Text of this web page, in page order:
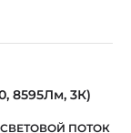
8595Лм, 3К)